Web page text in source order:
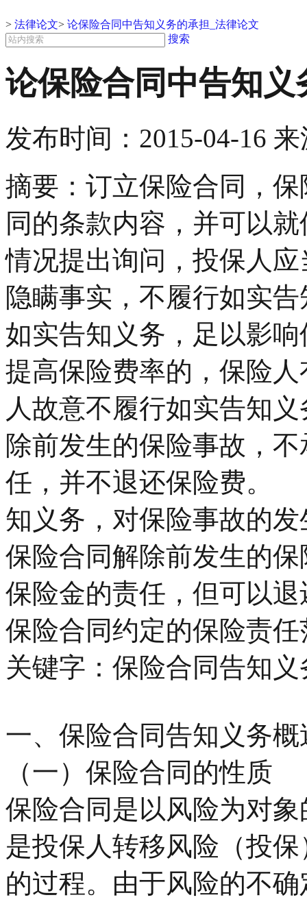
> 法律论文> 论保险合同中告知义务的承担_法律论文
搜索
论保险合同中告知
发布时间： 2015-04-16 来
摘要：订立保险合同，
同的条款内容，并可以
情况提出询问，投保人
隐瞒事实，不履行如实
如实告知义务，足以影
提高保险费率的，保险
人故意不履行如实告知
除前发生的保险事故，
任，并不退还保险费。
知义务，对保险事故的
保险合同解除前发生的
保险金的责任，但可以
保险合同约定的保险责
关键字：保险合同告知
一、保险合同告知义务概
（一）保险合同的性质
保险合同是以风险为对
是投保人转移风险（投
的过程。由于风险的不